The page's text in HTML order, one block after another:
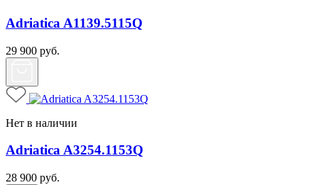
Adriatica A1139.5115Q
29 900 руб.
Нет в наличии
Adriatica A3254.1153Q
28 900 руб.